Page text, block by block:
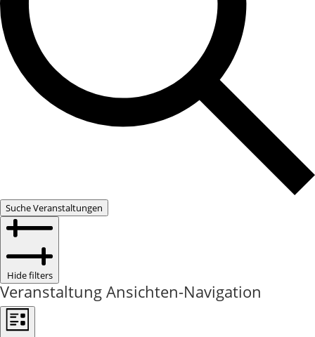
Suche Veranstaltungen
Hide filters
Veranstaltung Ansichten-Navigation